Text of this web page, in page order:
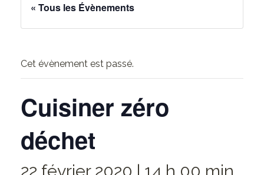
« Tous les Évènements
Cet évènement est passé.
Cuisiner zéro
déchet
22 février 2020 | 14 h 00 min